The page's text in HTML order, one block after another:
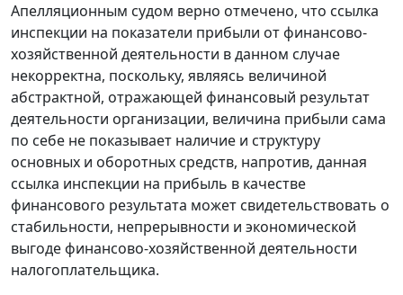
Апелляционным судом верно отмечено, что ссылка
инспекции на показатели прибыли от финансово-
хозяйственной деятельности в данном случае
некорректна, поскольку, являясь величиной
абстрактной, отражающей финансовый результат
деятельности организации, величина прибыли сама
по себе не показывает наличие и структуру
основных и оборотных средств, напротив, данная
ссылка инспекции на прибыль в качестве
финансового результата может свидетельствовать о
стабильности, непрерывности и экономической
выгоде финансово-хозяйственной деятельности
налогоплательщика.